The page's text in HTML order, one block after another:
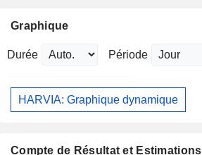
Graphique
Durée Période
HARVIA: Graphique dynamique
Compte de Résultat et Estimations